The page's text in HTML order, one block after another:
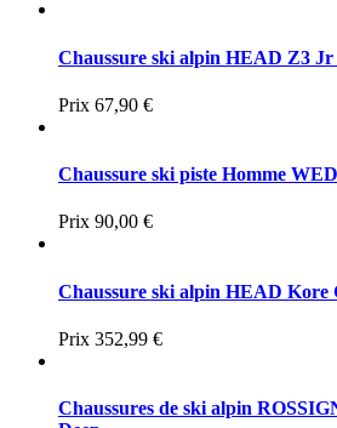
Chaussure ski alpin HEAD Z3
Prix 67,90 €
Chaussure ski piste Homme
Prix 90,00 €
Chaussure ski alpin HEAD Kore
Prix 352,99 €
Chaussures de ski alpin